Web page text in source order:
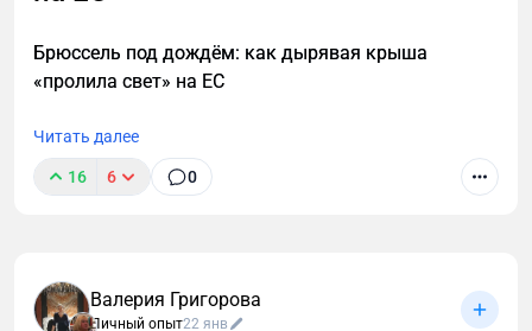
Брюссель под дождём: как дырявая крыша
«пролила свет» на ЕС
Читать далее
16 6 0
Валерия Григорова
Личный опыт22 янв